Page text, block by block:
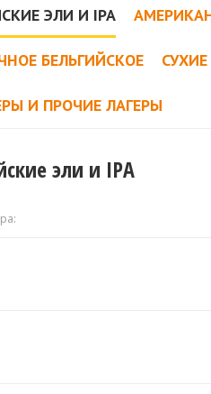
ЭЛИ И IPA
БЕЛЬГИЙСКОЕ
И ПРОЧИЕ ЛАГЕРЫ
эли и IPA